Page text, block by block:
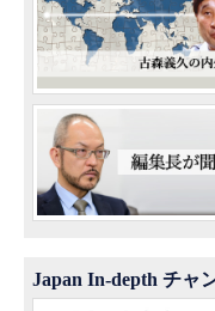
Japan In-depth チャ